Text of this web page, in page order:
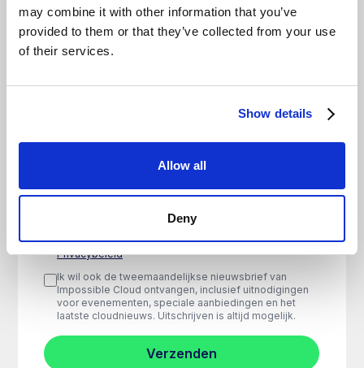
may combine it with other information that you’ve
provided to them or that they’ve collected from your use
of their services.
Show details
Allow all
Deny